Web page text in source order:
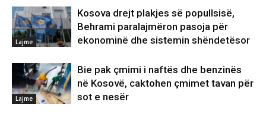
Lajme
Kosova drejt plakjes së popullsisë,
Behrami paralajmëron pasoja për
ekonominë dhe sistemin shëndetësor
Lajme
Bie pak çmimi i naftës dhe benzinës
në Kosovë, caktohen çmimet tavan për
sot e nesër